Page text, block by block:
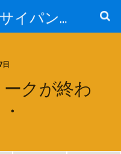
エーストマトのサイパンダイビング日記
日
クが終わ